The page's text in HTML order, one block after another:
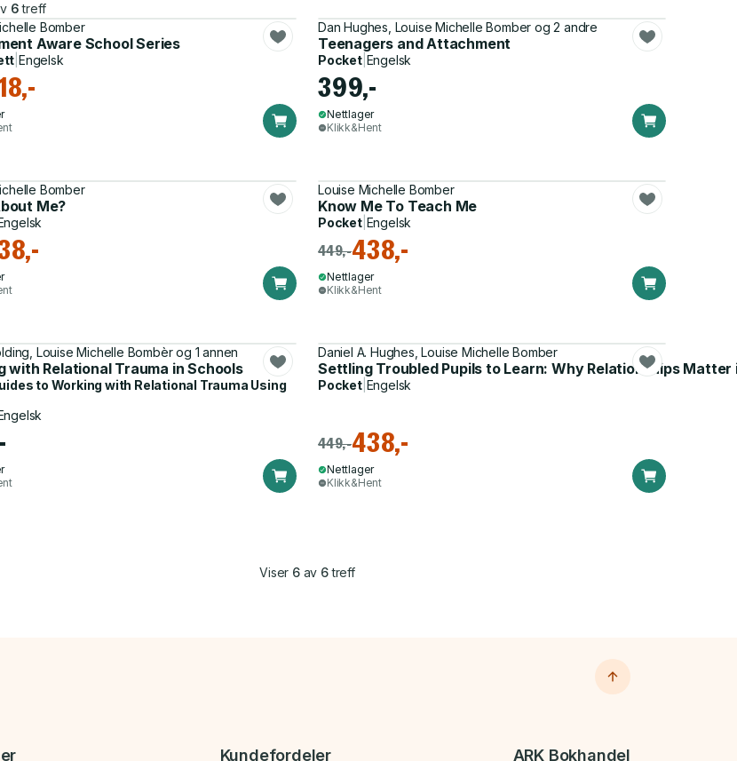
6 treff
Bomber
Aware School Series
|Engelsk
Dan Hughes, Louise Michelle Bomber og 2 andre
Teenagers and Attachment
Pocket| Engelsk
399,-
Nettlager
Klikk&Hent
Bomber
Me?
Louise Michelle Bomber
Know Me To Teach Me
Pocket| Engelsk
449,-438,-
Nettlager
Klikk&Hent
Louise Michelle Bombèr og 1 annen
with Relational Trauma in Schools
to Working with Relational Trauma Using
Daniel A. Hughes, Louise Michelle Bomber
Settling Troubled Pupils to Learn: Why Relationships Matter
Pocket| Engelsk
449,-438,-
Nettlager
Klikk&Hent
Viser 6av 6treff
Kundefordeler ARK Bokhandel